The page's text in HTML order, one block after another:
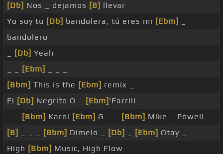
[Db] Nos _ dejamos [B] llevar
Yo soy tu [Db] bandolera, tú eres mi [Ebm]
bandolero
[Db] Yeah
[Ebm]
[Bbm] This is the [Ebm] remix _
El [Db] Negrito O _ [Ebm] 'Farrill _
[Bbm] Karol [Ebm] G _ _ [Bbm] Mike _ Powell
[B]
[Bbm] Dímelo _ [Db] [Ebm] Otay _
High [Bbm] Music, High Flow